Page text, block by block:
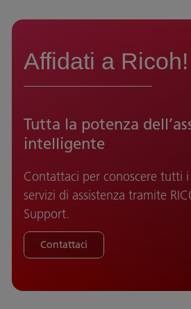
Affidati a Ricoh!
Tutta la potenza
intelligente
Contattaci per conoscere tutti
servizi di assistenza tramite
Support.
Contattaci